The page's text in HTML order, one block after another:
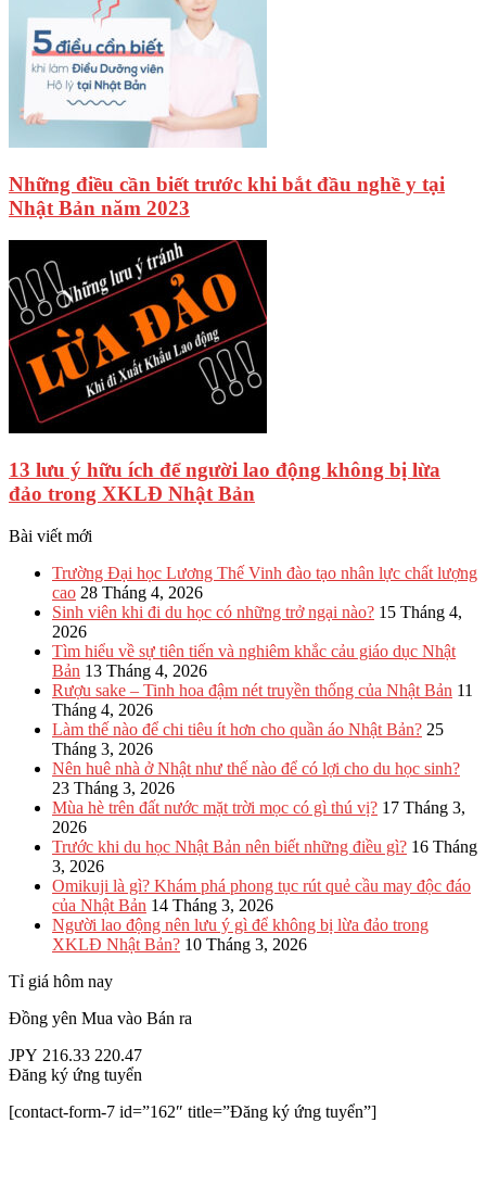
Những điều cần biết trước khi bắt đầu nghề y tại
Nhật Bản năm 2023
13 lưu ý hữu ích để người lao động không bị lừa
đảo trong XKLĐ Nhật Bản
Bài viết mới
Trường Đại học Lương Thế Vinh đào tạo nhân lực chất lượng
cao 28 Tháng 4, 2026
Sinh viên khi đi du học có những trở ngại nào? 15 Tháng 4,
2026
Tìm hiểu về sự tiên tiến và nghiêm khắc cảu giáo dục Nhật
Bản 13 Tháng 4, 2026
Rượu sake – Tinh hoa đậm nét truyền thống của Nhật Bản 11
Tháng 4, 2026
Làm thế nào để chi tiêu ít hơn cho quần áo Nhật Bản? 25
Tháng 3, 2026
Nên huê nhà ở Nhật như thế nào để có lợi cho du học sinh?
23 Tháng 3, 2026
Mùa hè trên đất nước mặt trời mọc có gì thú vị? 17 Tháng 3,
2026
Trước khi du học Nhật Bản nên biết những điều gì? 16 Tháng
3, 2026
Omikuji là gì? Khám phá phong tục rút quẻ cầu may độc đáo
của Nhật Bản 14 Tháng 3, 2026
Người lao động nên lưu ý gì để không bị lừa đảo trong
XKLĐ Nhật Bản? 10 Tháng 3, 2026
Tỉ giá hôm nay
Đồng yên Mua vào Bán ra
JPY 216.33 220.47
Đăng ký ứng tuyển
[contact-form-7 id=”162″ title=”Đăng ký ứng tuyển”]